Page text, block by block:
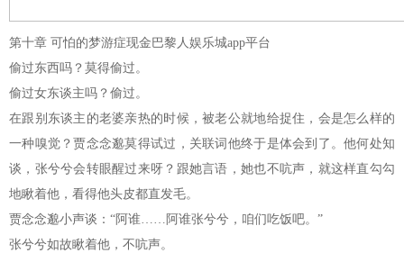
第十章 可怕的梦游症现金巴黎人娱乐城app平台
偷过东西吗？莫得偷过。
偷过女东谈主吗？偷过。
在跟别东谈主的老婆亲热的时候，被老公就地给捉住，会是怎么样的
一种嗅觉？贾念念邈莫得试过，关联词他终于是体会到了。他何处知
谈，张兮兮会转眼醒过来呀？跟她言语，她也不吭声，就这样直勾勾
地瞅着他，看得他头皮都直发毛。
贾念念邈小声谈：“阿谁……阿谁张兮兮，咱们吃饭吧。”
张兮兮如故瞅着他，不吭声。